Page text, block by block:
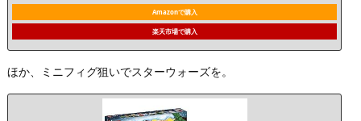
Amazonで購入
楽天市場で購入
ほか、ミニフィグ狙いでスターウォーズを。